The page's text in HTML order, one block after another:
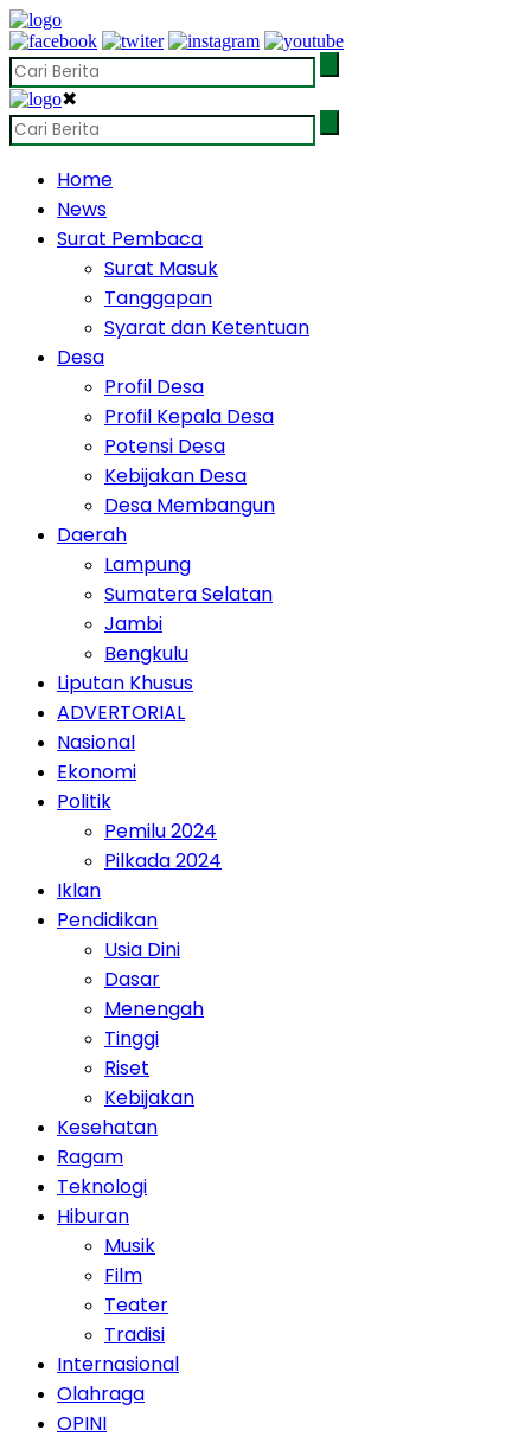
✖
Home
News
Surat Pembaca
Surat Masuk
Tanggapan
Syarat dan Ketentuan
Desa
Profil Desa
Profil Kepala Desa
Potensi Desa
Kebijakan Desa
Desa Membangun
Daerah
Lampung
Sumatera Selatan
Jambi
Bengkulu
Liputan Khusus
ADVERTORIAL
Nasional
Ekonomi
Politik
Pemilu 2024
Pilkada 2024
Iklan
Pendidikan
Usia Dini
Dasar
Menengah
Tinggi
Riset
Kebijakan
Kesehatan
Ragam
Teknologi
Hiburan
Musik
Film
Teater
Tradisi
Internasional
Olahraga
OPINI